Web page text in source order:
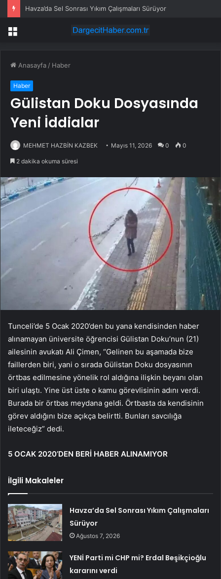
Havza’da Sel Sonrası Yıkım Çalışmaları Sürüyor
Menü
Anasayfa / Haber
Haber
Gülistan Doku Dosyasında
Yeni İddialar
MEHMET HAZBİN KAZBEK Mayıs 11, 2026 0 0
2 dakika okuma süresi
Tunceli’de 5 Ocak 2020’den bu yana kendisinden haber
alınamayan üniversite öğrencisi Gülistan Doku’nun (21)
ailesinin avukatı Ali Çimen, “Gelinen bu aşamada bize
faillerden biri, yani o sırada Gülistan Doku dosyasının
örtbas edilmesine yönelik rol aldığına ilişkin beyanı olan
biri ulaştı. Yine üst üste o kamu görevlisinin adını verdi.
Burada bir örtbas meydana geldi. Örtbasta da kendisinin
görev aldığını bize açıkça belirtti. Bunları savcılığa
ileteceğiz” dedi.
5 OCAK 2020’DEN BERİ HABER ALINAMIYOR
İlgili Makaleler
Havza’da Sel Sonrası Yıkım Çalışmaları
Sürüyor
Ağustos 7, 2026
YENİ Parti mi CHP mi? Erdal Beşikçioğlu
kararını verdi